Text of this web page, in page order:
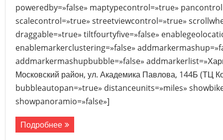
poweredby=»false» maptypecontrol=»true»
scalecontrol=»true» streetviewcontrol=»true»
draggable=»true» tiltfourtyfive=»false»
enablemarkerclustering=»false»
addmarkermashupbubble=»false»
Московский район, ул. Академика Павлова, 144Б (ТЦ
bubbleautopan=»true» distanceunits=»miles»
showpanoramio=»false»]
Подробнее